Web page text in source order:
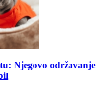
Njegovo održavanje